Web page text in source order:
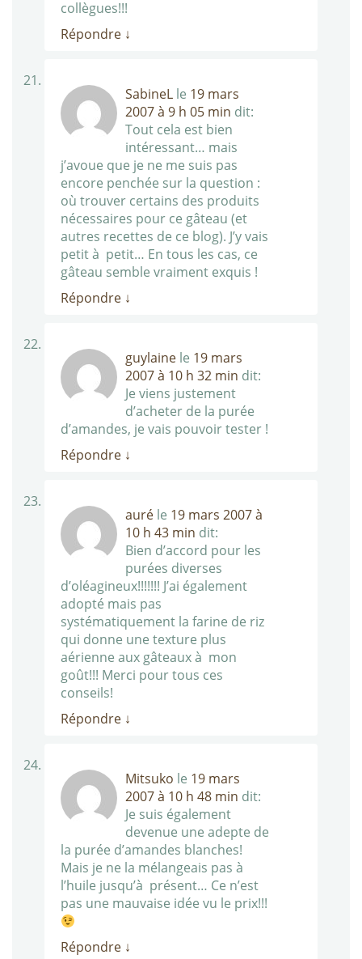
collègues!!!
Répondre ↓
SabineL le 19 mars
2007 à 9 h 05 min dit:
Tout cela est bien
intéressant… mais
j’avoue que je ne me suis pas
encore penchée sur la question :
où trouver certains des produits
nécessaires pour ce gâteau (et
autres recettes de ce blog). J’y vais
petit à petit… En tous les cas, ce
gâteau semble vraiment exquis !
Répondre ↓
guylaine le 19 mars
2007 à 10 h 32 min dit:
Je viens justement
d’acheter de la purée
d’amandes, je vais pouvoir tester !
Répondre ↓
auré le 19 mars 2007 à
10 h 43 min dit:
Bien d’accord pour les
purées diverses
d’oléagineux!!!!!!! J’ai également
adopté mais pas
systématiquement la farine de riz
qui donne une texture plus
aérienne aux gâteaux à mon
goût!!! Merci pour tous ces
conseils!
Répondre ↓
Mitsuko le 19 mars
2007 à 10 h 48 min dit:
Je suis également
devenue une adepte de
la purée d’amandes blanches!
Mais je ne la mélangeais pas à
l’huile jusqu’à présent… Ce n’est
pas une mauvaise idée vu le prix!!!
Répondre ↓